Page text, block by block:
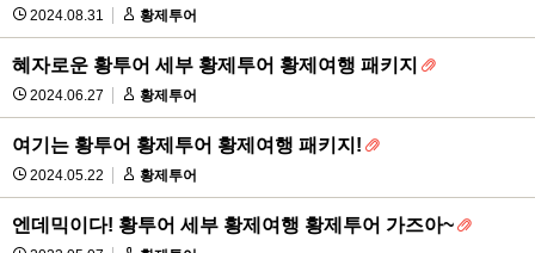
2024.08.31 황제투어
혜자로운 황투어 세부 황제투어 황제여행 패키지
2024.06.27 황제투어
여기는 황투어 황제투어 황제여행 패키지!
2024.05.22 황제투어
엔데믹이다! 황투어 세부 황제여행 황제투어 가즈아~